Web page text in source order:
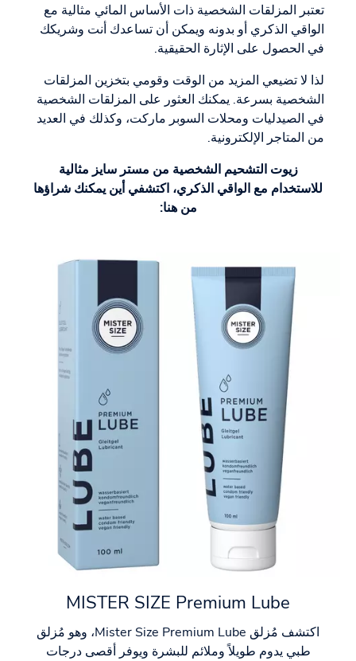
تعتبر المزلقات الشخصية ذات الأساس المائي مثالية مع
الواقي الذكري أو بدونه ويمكن أن تساعدك أنت وشريكك
في الحصول على الإثارة الحقيقية.
لذا لا تضيعي المزيد من الوقت وقومي بتخزين المزلقات
الشخصية بسرعة. يمكنك العثور على المزلقات الشخصية
في الصيدليات ومحلات السوبر ماركت، وكذلك في العديد
من المتاجر الإلكترونية.
زيوت التشحيم الشخصية من مستر سايز مثالية
للاستخدام مع الواقي الذكري، اكتشفي أين يمكنك شراؤها
من هنا:
MISTER SIZE Premium Lube
اكتشف مُزلق Mister Size Premium Lube، وهو مُزلق
طبي يدوم طويلاً وملائم للبشرة ويوفر أقصى درجات